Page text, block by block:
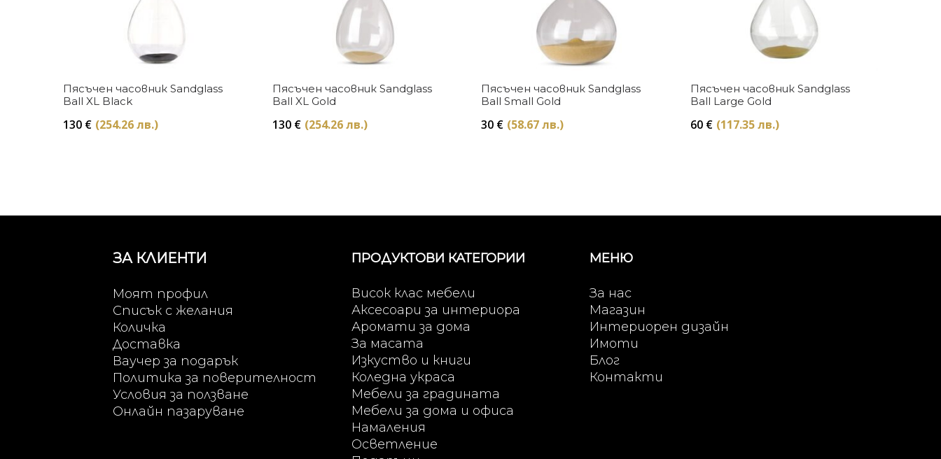
Купи
Пясъчен часовник Sandglass
Ball XL Black
130 € (254.26 лв.)
Купи
Пясъчен часовник Sandglass
Ball XL Gold
130 € (254.26 лв.)
Купи
Пясъчен часовник Sandglass
Ball Small Gold
30 € (58.67 лв.)
Купи
Пясъчен часовник Sandglass
Ball Large Gold
60 € (117.35 лв.)
ЗА КЛИЕНТИ
Моят профил
Списък с желания
Количка
Доставка
Ваучер за подарък
Политика за поверителност
Условия за ползване
Онлайн пазаруване
ПРОДУКТОВИ КАТЕГОРИИ
Висок клас мебели
Аксесоари за интериора
Аромати за дома
За масата
Изкуство и книги
Коледна украса
Мебели за градината
Мебели за дома и офиса
Намаления
Осветление
МЕНЮ
За нас
Магазин
Интериорен дизайн
Имоти
Блог
Контакти